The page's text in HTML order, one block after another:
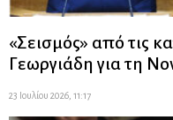
«Σεισμός» από τις
Γεωργιάδη για τη
23 Ιουλίου 2026, 11:17